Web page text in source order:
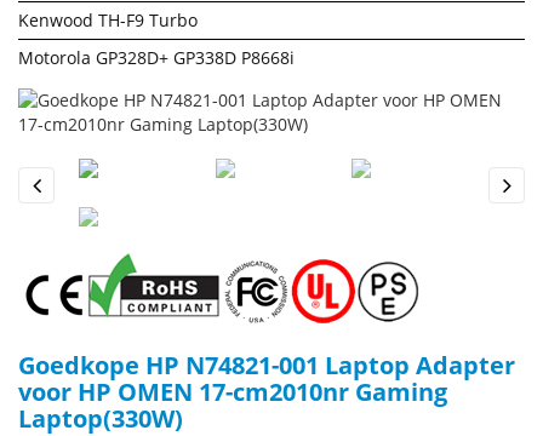
Kenwood TH-F9 Turbo
Motorola GP328D+ GP338D P8668i
Previous
Goedkope HP N74821-001 Laptop Adapter
voor HP OMEN 17-cm2010nr Gaming
Laptop(330W)